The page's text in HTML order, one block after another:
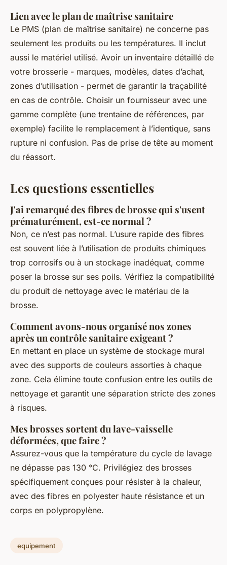
Lien avec le plan de maîtrise sanitaire
Le PMS (plan de maîtrise sanitaire) ne concerne pas
seulement les produits ou les températures. Il inclut
aussi le matériel utilisé. Avoir un inventaire détaillé de
votre brosserie - marques, modèles, dates d’achat,
zones d’utilisation - permet de garantir la traçabilité
en cas de contrôle. Choisir un fournisseur avec une
gamme complète (une trentaine de références, par
exemple) facilite le remplacement à l’identique, sans
rupture ni confusion. Pas de prise de tête au moment
du réassort.
Les questions essentielles
J'ai remarqué des fibres de brosse qui s'usent
prématurément, est-ce normal ?
Non, ce n’est pas normal. L’usure rapide des fibres
est souvent liée à l’utilisation de produits chimiques
trop corrosifs ou à un stockage inadéquat, comme
poser la brosse sur ses poils. Vérifiez la compatibilité
du produit de nettoyage avec le matériau de la
brosse.
Comment avons-nous organisé nos zones
après un contrôle sanitaire exigeant ?
En mettant en place un système de stockage mural
avec des supports de couleurs assorties à chaque
zone. Cela élimine toute confusion entre les outils de
nettoyage et garantit une séparation stricte des zones
à risques.
Mes brosses sortent du lave-vaisselle
déformées, que faire ?
Assurez-vous que la température du cycle de lavage
ne dépasse pas 130 °C. Privilégiez des brosses
spécifiquement conçues pour résister à la chaleur,
avec des fibres en polyester haute résistance et un
corps en polypropylène.
equipement